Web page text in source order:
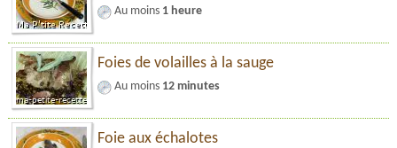
Au moins 1 heure
Foies de volailles à la sauge
Au moins 12 minutes
Foie aux échalotes